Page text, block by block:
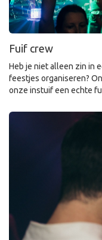
Fuif crew
Heb je niet alleen zin in
feestjes organiseren?
onze instuif een echte